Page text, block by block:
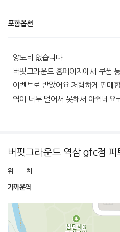
포함옵션
양도비 없습니다
버핏그라운드 홈페이지에서 쿠폰
이벤트로 받았어요 저렴하게 판매
역이 너무 멀어서 못해서 아쉽네요
버핏그라운드 역삼 gfc점
위 치
가까운역